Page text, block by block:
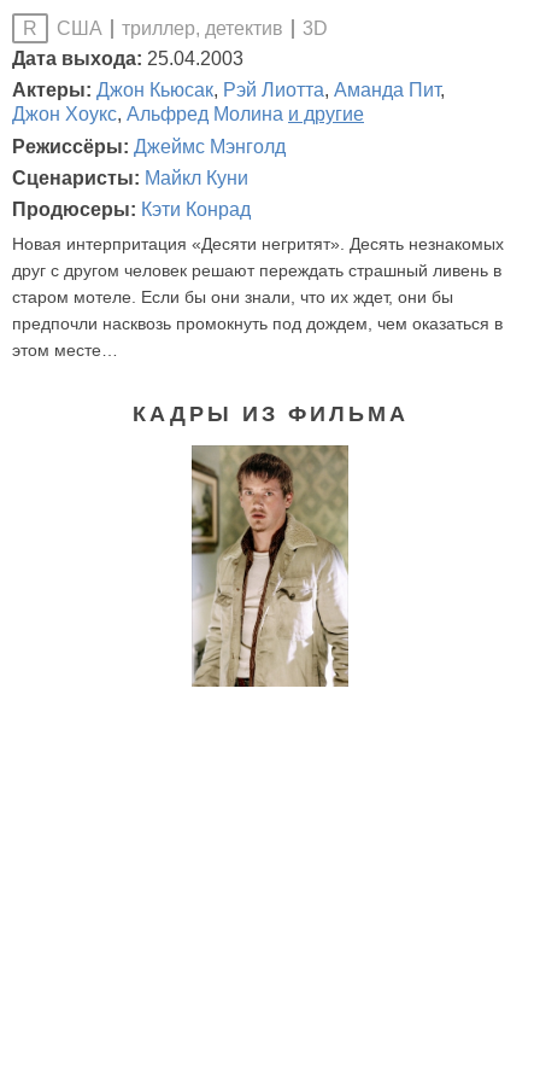
R США триллер, детектив
3D
Дата выхода: 25.04.2003
Актеры: Джон Кьюсак, Рэй Лиотта, Аманда Пит,
Джон Хоукс, Альфред Молина и другие
Режиссёры: Джеймс Мэнголд
Сценаристы: Майкл Куни
Продюсеры: Кэти Конрад
Новая интерпритация «Десяти негритят». Десять незнакомых
друг с другом человек решают переждать страшный ливень в
старом мотеле. Если бы они знали, что их ждет, они бы
предпочли насквозь промокнуть под дождем, чем оказаться в
этом месте…
КАДРЫ ИЗ ФИЛЬМА